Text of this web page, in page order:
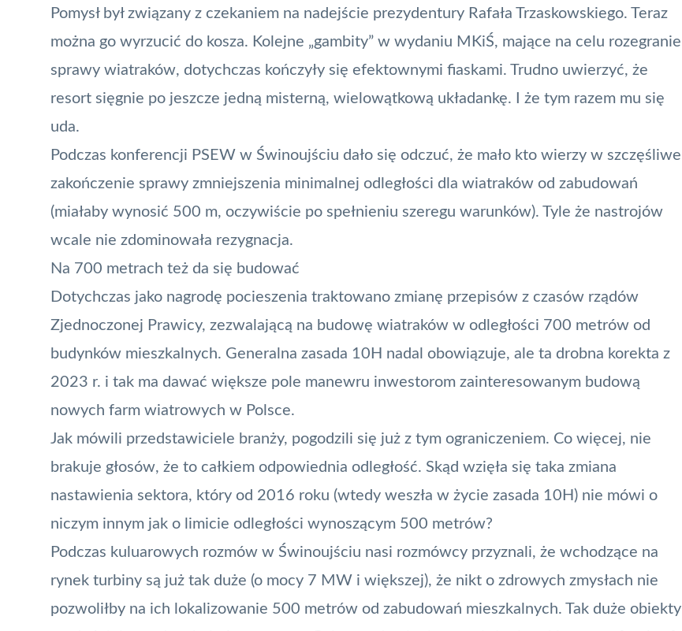
Pomysł był związany z czekaniem na nadejście prezydentury Rafała Trzaskowskiego. Teraz
można go wyrzucić do kosza. Kolejne „gambity” w wydaniu MKiŚ, mające na celu rozegranie
sprawy wiatraków, dotychczas kończyły się efektownymi fiaskami. Trudno uwierzyć, że
resort sięgnie po jeszcze jedną misterną, wielowątkową układankę. I że tym razem mu się
uda.
Podczas konferencji PSEW w Świnoujściu dało się odczuć, że mało kto wierzy w szczęśliwe
zakończenie sprawy zmniejszenia minimalnej odległości dla wiatraków od zabudowań
(miałaby wynosić 500 m, oczywiście po spełnieniu szeregu warunków). Tyle że nastrojów
wcale nie zdominowała rezygnacja.
Na 700 metrach też da się budować
Dotychczas jako nagrodę pocieszenia traktowano zmianę przepisów z czasów rządów
Zjednoczonej Prawicy, zezwalającą na budowę wiatraków w odległości 700 metrów od
budynków mieszkalnych. Generalna zasada 10H nadal obowiązuje, ale ta drobna korekta z
2023 r. i tak ma dawać większe pole manewru inwestorom zainteresowanym budową
nowych farm wiatrowych w Polsce.
Jak mówili przedstawiciele branży, pogodzili się już z tym ograniczeniem. Co więcej, nie
brakuje głosów, że to całkiem odpowiednia odległość. Skąd wzięła się taka zmiana
nastawienia sektora, który od 2016 roku (wtedy weszła w życie zasada 10H) nie mówi o
niczym innym jak o limicie odległości wynoszącym 500 metrów?
Podczas kuluarowych rozmów w Świnoujściu nasi rozmówcy przyznali, że wchodzące na
rynek turbiny są już tak duże (o mocy 7 MW i większej), że nikt o zdrowych zmysłach nie
pozwoliłby na ich lokalizowanie 500 metrów od zabudowań mieszkalnych. Tak duże obiekty